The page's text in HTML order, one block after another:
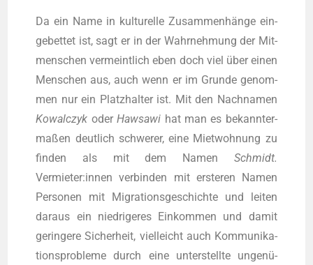
Da ein Name in kul­tu­rel­le Zusam­men­hän­ge ein­
ge­bet­tet ist, sagt er in der Wahr­neh­mung der Mit­
men­schen ver­meint­lich eben doch viel über einen
Men­schen aus, auch wenn er im Grun­de genom­
men nur ein Platz­hal­ter ist. Mit den Nach­na­men
Kowal­c­zyk oderHaw­sa­wi hat man es bekann­ter­
ma­ßen deut­lich schwe­rer, eine Miet­woh­nung zu
fin­den als mit dem Namen Schmidt.
Vermieter:innen ver­bin­den mit ers­te­ren Namen
Per­so­nen mit Migra­ti­ons­ge­schich­te und lei­ten
dar­aus ein nied­ri­ge­res Ein­kom­men und damit
gerin­ge­re Sicher­heit, viel­leicht auch Kom­mu­ni­ka­
ti­ons­pro­ble­me durch eine unter­stell­te unge­nü­